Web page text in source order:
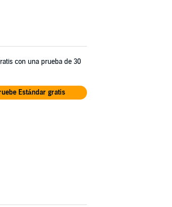
con una prueba de 30
Estándar gratis